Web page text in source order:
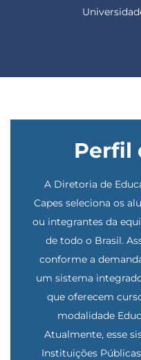
Perfil
A Diretoria de
Capes seleciona os
ou integrantes da
de todo o Brasil.
conforme a
um sistema
que oferecem
modalidade
Atualmente, esse
Instituições